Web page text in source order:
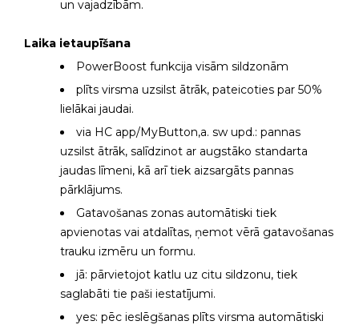
un vajadzībām.
Laika ietaupīšana
PowerBoost funkcija visām sildzonām
plīts virsma uzsilst ātrāk, pateicoties par 50%
lielākai jaudai.
via HC app/MyButton,a. sw upd.: pannas
uzsilst ātrāk, salīdzinot ar augstāko standarta
jaudas līmeni, kā arī tiek aizsargāts pannas
pārklājums.
Gatavošanas zonas automātiski tiek
apvienotas vai atdalītas, ņemot vērā gatavošanas
trauku izmēru un formu.
jā: pārvietojot katlu uz citu sildzonu, tiek
saglabāti tie paši iestatījumi.
yes: pēc ieslēgšanas plīts virsma automātiski